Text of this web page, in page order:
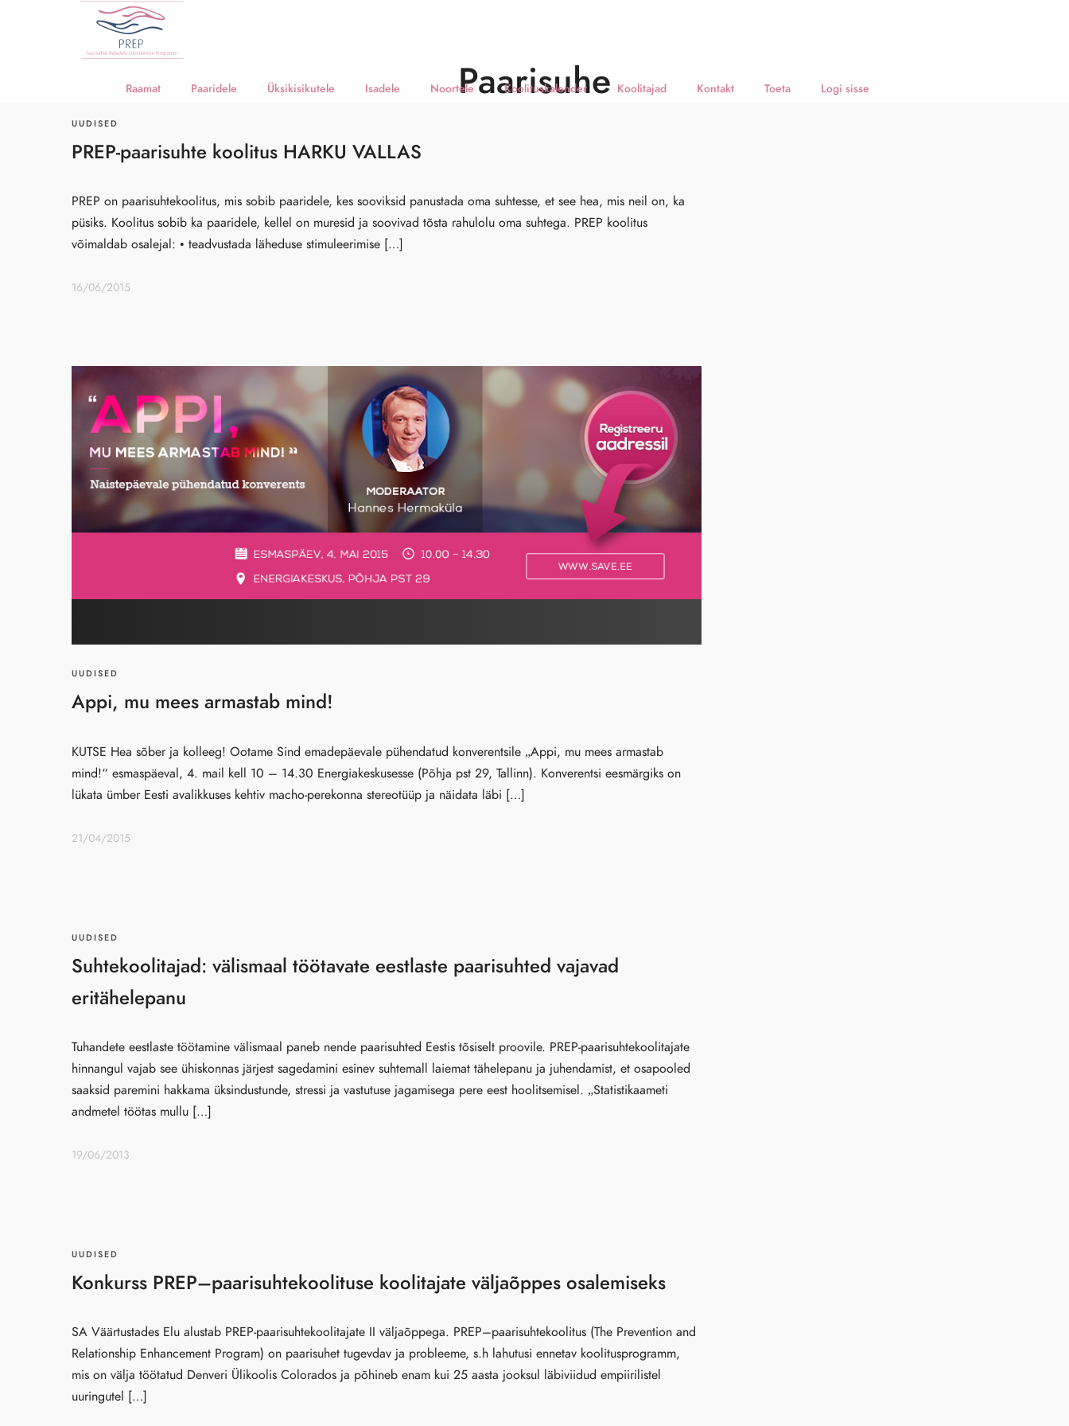
Raamat Paaridele Üksikisikutele Isadele Noortele Koolituskalender Koolitajad Kontakt Toeta Logi sisse
Paarisuhe
UUDISED
PREP-paarisuhte koolitus HARKU VALLAS
PREP on paarisuhtekoolitus, mis sobib paaridele, kes sooviksid panustada oma suhtesse, et see hea, mis neil on, ka
püsiks. Koolitus sobib ka paaridele, kellel on muresid ja soovivad tõsta rahulolu oma suhtega. PREP koolitus
võimaldab osalejal: • teadvustada läheduse stimuleerimise […]
16/06/2015
UUDISED
Appi, mu mees armastab mind!
KUTSE Hea sõber ja kolleeg! Ootame Sind emadepäevale pühendatud konverentsile „Appi, mu mees armastab
mind!“ esmaspäeval, 4. mail kell 10 – 14.30 Energiakeskusesse (Põhja pst 29, Tallinn). Konverentsi eesmärgiks on
lükata ümber Eesti avalikkuses kehtiv macho-perekonna stereotüüp ja näidata läbi […]
21/04/2015
UUDISED
Suhtekoolitajad: välismaal töötavate eestlaste paarisuhted vajavad
eritähelepanu
Tuhandete eestlaste töötamine välismaal paneb nende paarisuhted Eestis tõsiselt proovile. PREP-paarisuhtekoolitajate
hinnangul vajab see ühiskonnas järjest sagedamini esinev suhtemall laiemat tähelepanu ja juhendamist, et osapooled
saaksid paremini hakkama üksindustunde, stressi ja vastutuse jagamisega pere eest hoolitsemisel. „Statistikaameti
andmetel töötas mullu […]
19/06/2013
UUDISED
Konkurss PREP–paarisuhtekoolituse koolitajate väljaõppes osalemiseks
SA Väärtustades Elu alustab PREP-paarisuhtekoolitajate II väljaõppega. PREP–paarisuhtekoolitus (The Prevention and
Relationship Enhancement Program) on paarisuhet tugevdav ja probleeme, s.h lahutusi ennetav koolitusprogramm,
mis on välja töötatud Denveri Ülikoolis Colorados ja põhineb enam kui 25 aasta jooksul läbiviidud empiirilistel
uuringutel […]